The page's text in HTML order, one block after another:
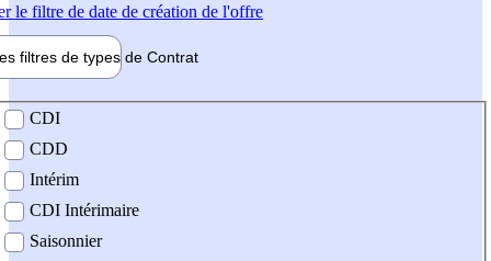
le filtre de date de création de l'offre
filtres de types de Contrat
contrat
CDI
CDD
Intérim
CDI Intérimaire
Saisonnier